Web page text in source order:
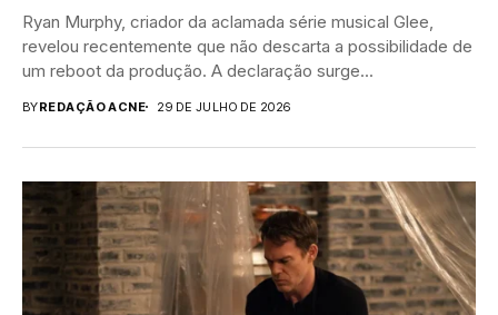
Ryan Murphy, criador da aclamada série musical Glee,
revelou recentemente que não descarta a possibilidade de
um reboot da produção. A declaração surge...
BYREDAÇÃO ACNE 29 DE JULHO DE 2026